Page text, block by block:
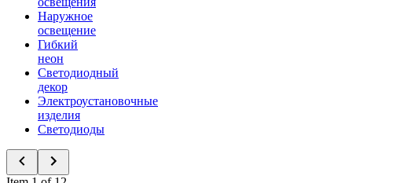
Наружное
освещение
Гибкий
неон
Светодиодный
декор
Электроустановочные
изделия
Светодиоды